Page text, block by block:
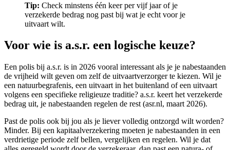
Tip: Check minstens één keer per vijf jaar of je
verzekerde bedrag nog past bij wat je echt voor je
uitvaart wilt.
Voor wie is a.s.r. een logische keuze?
Een polis bij a.s.r. is in 2026 vooral interessant als je je nabestaanden
de vrijheid wilt geven om zelf de uitvaartverzorger te kiezen. Wil je
een natuurbegrafenis, een uitvaart in het buitenland of een uitvaart
volgens een specifieke religieuze traditie? a.s.r. keert het verzekerde
bedrag uit, je nabestaanden regelen de rest (asr.nl, maart 2026).
Past de polis ook bij jou als je liever volledig ontzorgd wilt worden?
Minder. Bij een kapitaalverzekering moeten je nabestaanden in een
verdrietige periode zelf bellen, vergelijken en regelen. Wil je dat